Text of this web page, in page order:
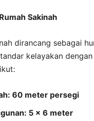
Sakinah
dirancang sebagai
kelayakan
60 meter persegi
5 x 6 meter